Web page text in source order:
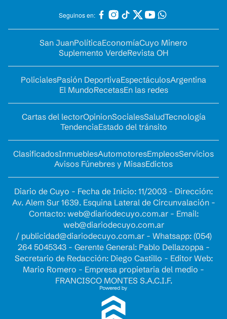
Seguinos en:
San JuanPolíticaEconomíaCuyo Minero
Suplemento VerdeRevista OH
PolicialesPasión DeportivaEspectáculosArgentina
El MundoRecetasEn las redes
Cartas del lectorOpinionSocialesSaludTecnología
TendenciaEstado del tránsito
ClasificadosInmueblesAutomotoresEmpleosServicios
Avisos Fúnebres y MisasEdictos
Diario de Cuyo - Fecha de Inicio: 11/2003 - Dirección:
Av. Alem Sur 1639. Esquina Lateral de Circunvalación -
Contacto: web@diariodecuyo.com.ar- Email:
web@diariodecuyo.com.ar
/ publicidad@diariodecuyo.com.ar- Whatsapp: (054)
264 5045343 - Gerente General: Pablo Dellazoppa -
Secretario de Redacción: Diego Castillo - Editor Web:
Mario Romero - Empresa propietaria del medio -
FRANCISCO MONTES S.A.C.I.F.